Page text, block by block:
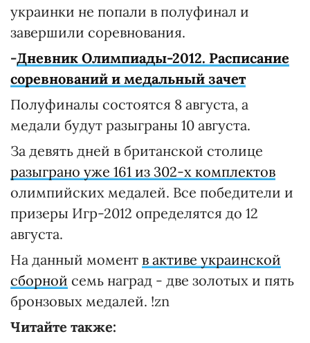
украинки не попали в полуфинал и
завершили соревнования.
-Дневник Олимпиады-2012. Расписание
соревнований и медальный зачет
Полуфиналы состоятся 8 августа, а
медали будут разыграны 10 августа.
За девять дней в британской столице
разыграно уже 161 из 302-х комплектов
олимпийских медалей. Все победители и
призеры Игр-2012 определятся до 12
августа.
На данный момент в активе украинской
сборной семь наград - две золотых и пять
бронзовых медалей. !zn
Читайте также: